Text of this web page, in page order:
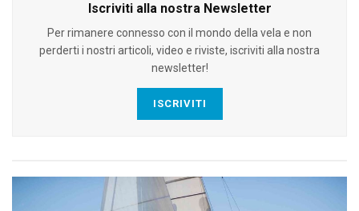
Iscriviti alla nostra Newsletter
Per rimanere connesso con il mondo della vela e non
perderti i nostri articoli, video e riviste, iscriviti alla nostra
newsletter!
ISCRIVITI